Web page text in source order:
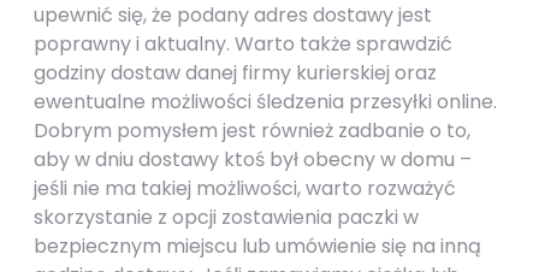
upewnić się, że podany adres dostawy jest
poprawny i aktualny. Warto także sprawdzić
godziny dostaw danej firmy kurierskiej oraz
ewentualne możliwości śledzenia przesyłki online.
Dobrym pomysłem jest również zadbanie o to,
aby w dniu dostawy ktoś był obecny w domu –
jeśli nie ma takiej możliwości, warto rozważyć
skorzystanie z opcji zostawienia paczki w
bezpiecznym miejscu lub umówienie się na inną